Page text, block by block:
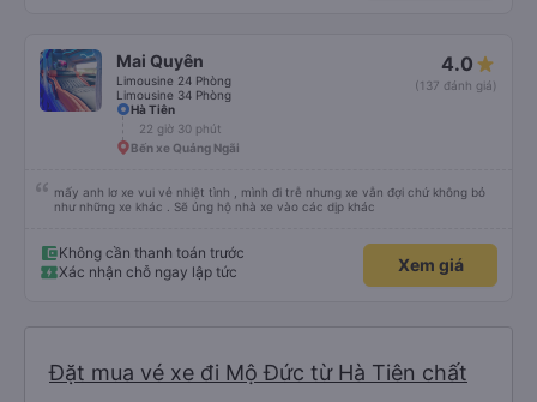
Mai Quyên
Limousine 24 Phòng
Limousine 34 Phòng
4.0
(137 đánh giá)
Hà Tiên
22 giờ 30 phút
Bến xe Quảng Ngãi
mấy anh lơ xe vui vẻ nhiệt tình , mình đi trễ nhưng xe vẫn đợi chứ không bỏ
như những xe khác . Sẽ ủng hộ nhà xe vào các dịp khác
Không cần thanh toán trước
Xác nhận chỗ ngay lập tức
Xem giá
Đặt mua vé xe đi Mộ Đức từ Hà Tiên chất